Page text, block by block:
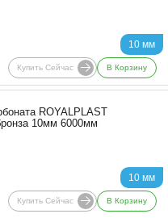
10 мм
Купить Сейчас В Корзину
10 мм
ROYALPLAST
10мм 6000мм
Купить Сейчас В Корзину